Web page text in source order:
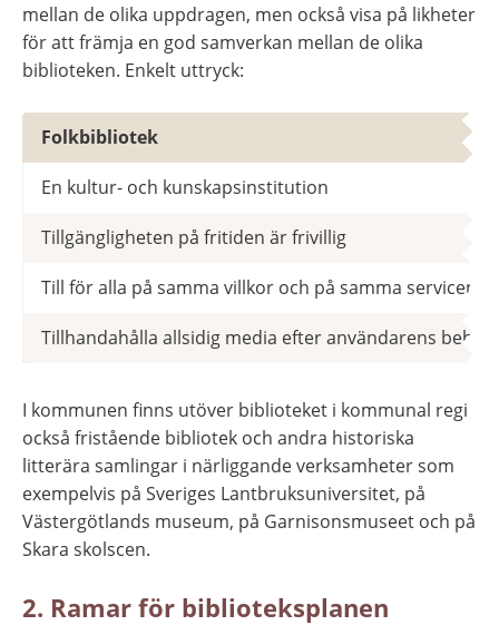
mellan de olika uppdragen, men också visa på likheter
för att främja en god samverkan mellan de olika
biblioteken. Enkelt uttryck:
Skillnader mellan uppdrag
Folkbibliotek
En kultur- och kunskapsinstitution
Tillgängligheten på fritiden är frivillig
Till för alla på samma villkor och på samma servicenivå
Tillhandahålla allsidig media efter användarens
I kommunen finns utöver biblioteket i kommunal regi
också fristående bibliotek och andra historiska
litterära samlingar i närliggande verksamheter som
exempelvis på Sveriges Lantbruksuniversitet, på
Västergötlands museum, på Garnisonsmuseet och på
Skara skolscen.
2. Ramar för biblioteksplanen